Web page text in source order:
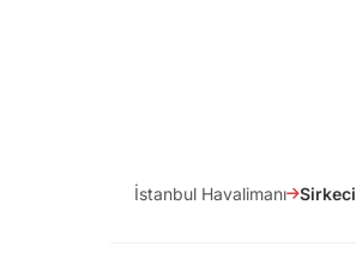
İstanbul Havalimanı Sirkeci